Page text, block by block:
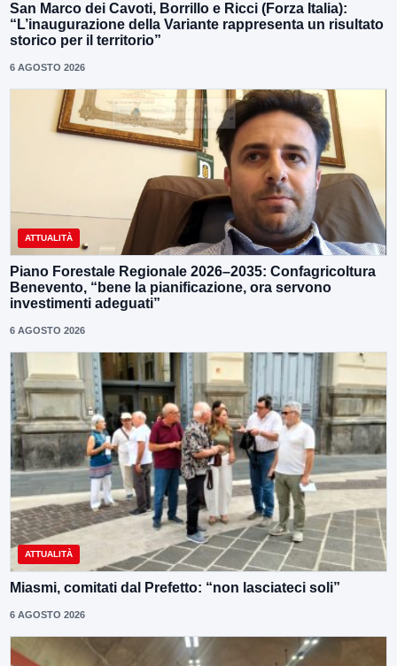
San Marco dei Cavoti, Borrillo e Ricci (Forza Italia):
“L’inaugurazione della Variante rappresenta un risultato
storico per il territorio”
6 AGOSTO 2026
ATTUALITÀ
Piano Forestale Regionale 2026–2035: Confagricoltura
Benevento, “bene la pianificazione, ora servono
investimenti adeguati”
6 AGOSTO 2026
ATTUALITÀ
Miasmi, comitati dal Prefetto: “non lasciateci soli”
6 AGOSTO 2026